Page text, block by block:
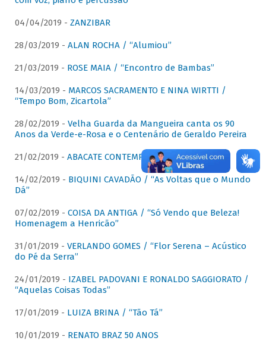
04/04/2019 - ZANZIBAR
28/03/2019 - ALAN ROCHA / “Alumiou”
21/03/2019 - ROSE MAIA / “Encontro de Bambas”
14/03/2019 - MARCOS SACRAMENTO E NINA WIRTTI /
“Tempo Bom, Zicartola”
28/02/2019 - Velha Guarda da Mangueira canta os 90
Anos da Verde-e-Rosa e o Centenário de Geraldo Pereira
21/02/2019 - ABACATE CONTEMPORÂNEO
14/02/2019 - BIQUINI CAVADÃO / “As Voltas que o Mundo
Dá”
07/02/2019 - COISA DA ANTIGA / “Só Vendo que Beleza!
Homenagem a Henricão”
31/01/2019 - VERLANDO GOMES / “Flor Serena – Acústico
do Pé da Serra”
24/01/2019 - IZABEL PADOVANI E RONALDO SAGGIORATO /
“Aquelas Coisas Todas”
17/01/2019 - LUIZA BRINA / “Tão Tá”
10/01/2019 - RENATO BRAZ 50 ANOS